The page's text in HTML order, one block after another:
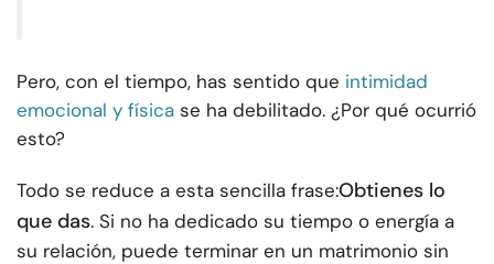
Pero, con el tiempo, has sentido que intimidad
emocional y física se ha debilitado. ¿Por qué ocurrió
esto?
Todo se reduce a esta sencilla frase:Obtienes lo
que das. Si no ha dedicado su tiempo o energía a
su relación, puede terminar en un matrimonio sin